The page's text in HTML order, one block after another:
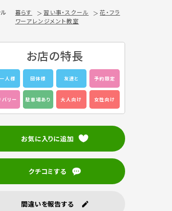
暮らす 習い事・スクール
花・フラ
ワーアレンジメント教室
お店の特長
人様 団体様 友達と 予約限定
バリー 駐車場あり 大人向け 女性向け
お気に入りに追加
クチコミする
間違いを報告する